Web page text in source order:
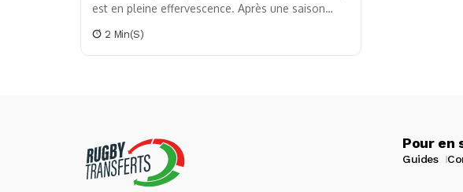
est en pleine effervescence. Après une saison
Narbonne en finale,...
2 Min(s)
Pour en
Guides